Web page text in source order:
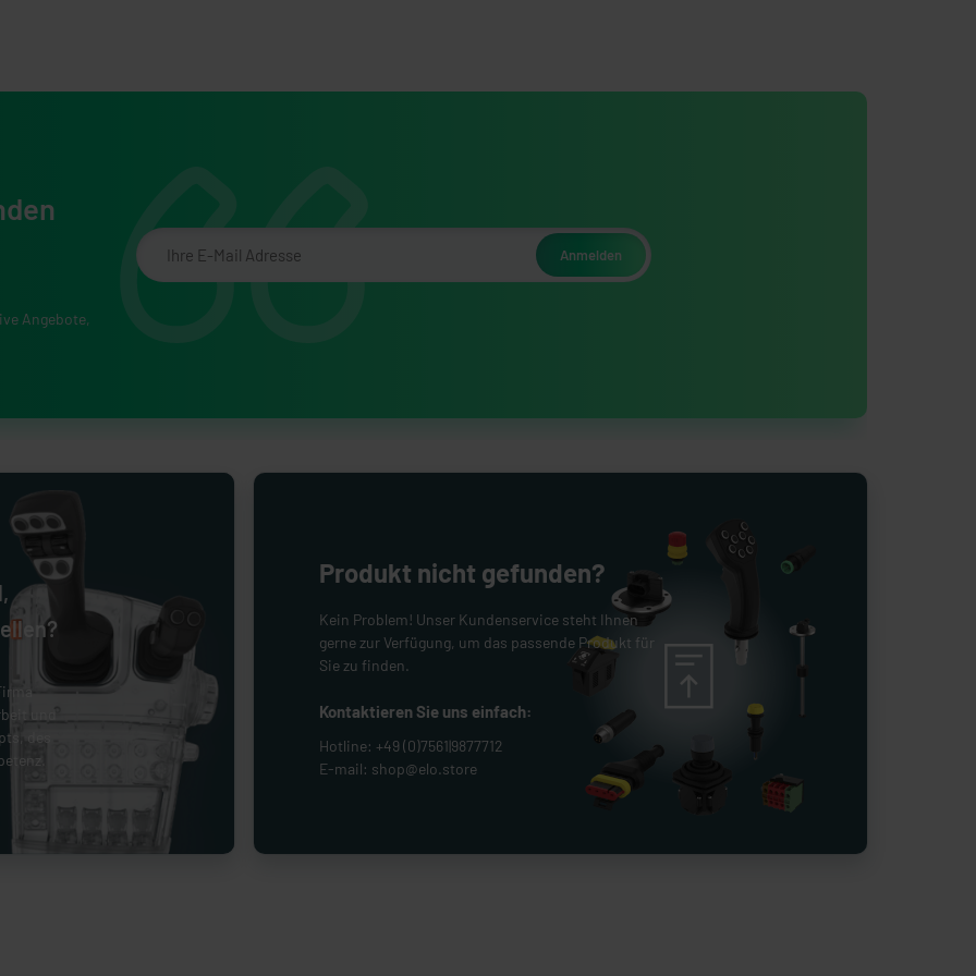
Angebote,
und
des
Produkt nicht gefunden?
Kein Problem! Unser Kundenservice steht Ihnen
gerne zur Verfügung, um das passende Produkt für
Sie zu finden.
Kontaktieren Sie uns einfach:
Hotline: +49 (0)7561|9877712
E-mail: shop@elo.store